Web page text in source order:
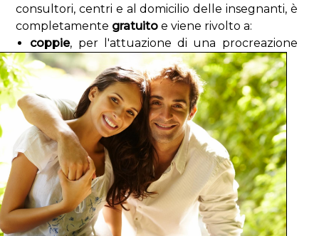
consultori, centri e al domicilio delle insegnanti, è
completamente gratuito e viene rivolto a:
coppie, per l'attuazione di una procreazione